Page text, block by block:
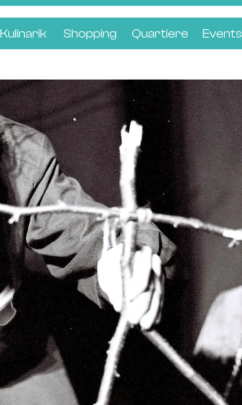
Kulinarik
Bars & Pubs
Cafés & Tea Rooms
Bäckereien & Konditoreien
Shopping
Concept Stores
Wohnen & Leben
Schmuck & Uhren
Blumen & Pflanzen
Quartiere
Bachletten
Gundeldingen
Kleinbasel
Klybeck
St. Johann
Wettstein
Events